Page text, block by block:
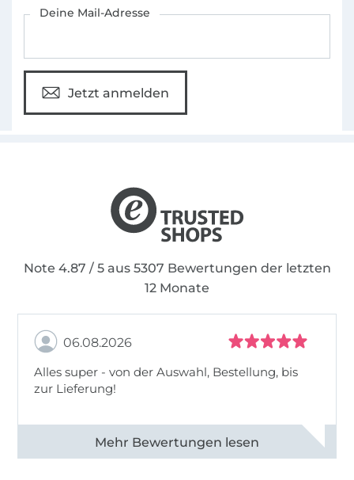
Deine Mail-Adresse
Jetzt anmelden
Note 4.87 / 5 aus 5307 Bewertungen der letzten
12 Monate
06.08.2026
Alles super - von der Auswahl, Bestellung, bis
zur Lieferung!
Alle 82968 Bewertungen ansehen